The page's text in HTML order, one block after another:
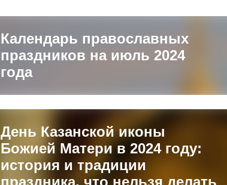
Календарь православных
праздников на июль 2024
года
День Казанской иконы
Божией Матери в 2024 году:
история и традиции
праздника, что нельзя делать